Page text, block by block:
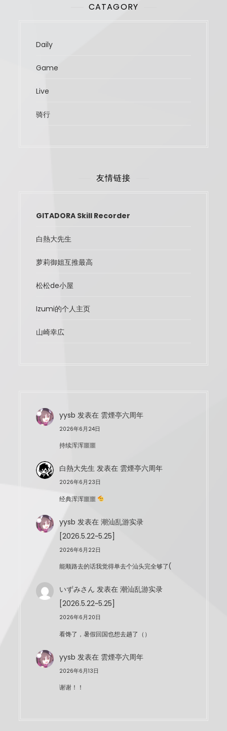
CATAGORY
Daily
Game
Live
骑行
友情链接
GITADORA Skill Recorder
白熱大先生
萝莉御姐互推最高
松松de小屋
Izumi的个人主页
山崎幸広
yysb 发表在 雲煙亭六周年
2026年6月24日
持续浑浑噩噩
白熱大先生发表在 雲煙亭六周年
2026年6月23日
经典浑浑噩噩
yysb 发表在 潮汕乱游实录
[2026.5.22~5.25]
2026年6月22日
能顺路去的话我觉得单去个汕头完全够了(
いずみさん 发表在 潮汕乱游实录
[2026.5.22~5.25]
2026年6月20日
看馋了，暑假回国也想去趟了（）
yysb 发表在 雲煙亭六周年
2026年6月13日
谢谢！！